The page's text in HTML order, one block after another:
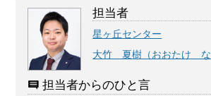
担当者
星ヶ丘センター
大竹 夏樹（おおたけ な
担当者からのひと言